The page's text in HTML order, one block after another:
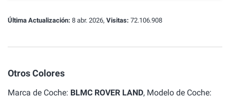
Última Actualización: 8 abr. 2026, Visitas: 72.106.908
Otros Colores
Marca de Coche: BLMC ROVER LAND, Modelo de Coche: